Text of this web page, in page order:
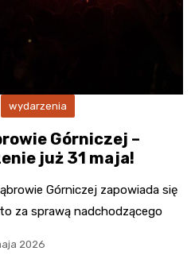
wydarzenia
Górniczej –
już 31 maja!
Górniczej zapowiada się
za sprawą nadchodzącego
2026